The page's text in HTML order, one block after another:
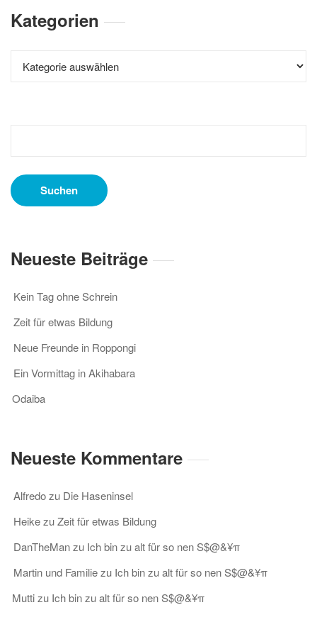
Kategorien
Neueste Beiträge
Kein Tag ohne Schrein
Zeit für etwas Bildung
Neue Freunde in Roppongi
Ein Vormittag in Akihabara
Odaiba
Neueste Kommentare
Alfredozu Die Haseninsel
HeikezuZeit für etwas Bildung
DanTheManzu Ich bin zu alt für so nen S$@&¥π
Martin und Familiezu Ich bin zu alt für so nen S$@&¥π
Muttizu Ich bin zu alt für so nen S$@&¥π